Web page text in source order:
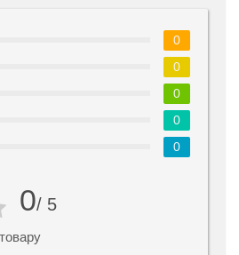
0/ 5
0
0
0
0
0